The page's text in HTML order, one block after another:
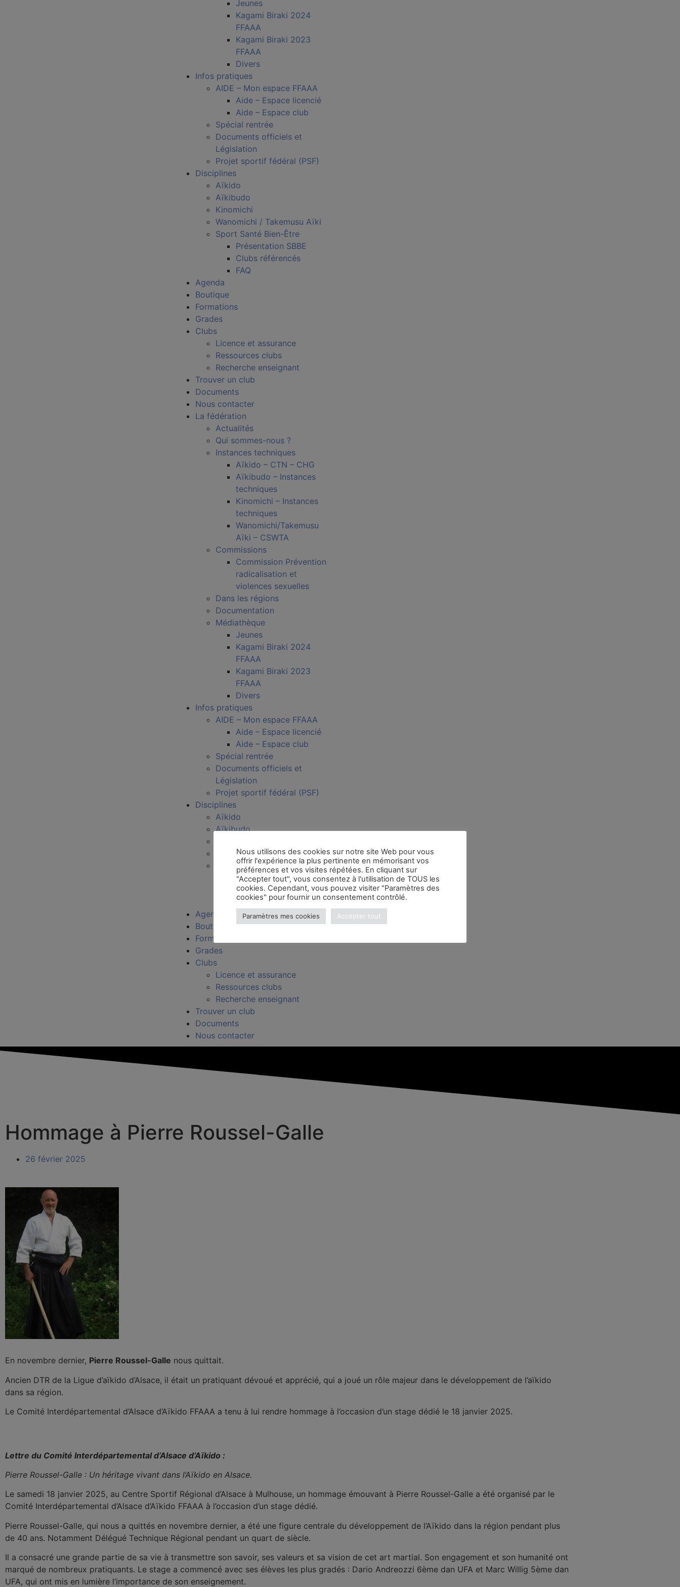
Jeunes
Kagami Biraki 2024
FFAAA
Kagami Biraki 2023
FFAAA
Divers
Infos pratiques
AIDE – Mon espace FFAAA
Aide – Espace licencié
Aide – Espace club
Spécial rentrée
Documents officiels et
Législation
Projet sportif fédéral (PSF)
Disciplines
Aïkido
Aïkibudo
Kinomichi
Wanomichi / Takemusu Aïki
Sport Santé Bien-Être
Présentation SBBE
Clubs référencés
FAQ
Agenda
Boutique
Formations
Grades
Clubs
Licence et assurance
Ressources clubs
Recherche enseignant
Trouver un club
Documents
Nous contacter
La fédération
Actualités
Qui sommes-nous ?
Instances techniques
Aïkido – CTN – CHG
Aïkibudo – Instances
techniques
Kinomichi – Instances
techniques
Wanomichi/Takemusu
Aïki – CSWTA
Commissions
Commission Prévention
radicalisation et
violences sexuelles
Dans les régions
Documentation
Médiathèque
Jeunes
Kagami Biraki 2024
FFAAA
Kagami Biraki 2023
FFAAA
Divers
Infos pratiques
AIDE – Mon espace FFAAA
Aide – Espace licencié
Aide – Espace club
Spécial rentrée
Documents officiels et
Législation
Projet sportif fédéral (PSF)
Disciplines
Aïkido
Aïkibudo
Wanomichi / Takemusu Aïki
Sport Santé Bien-Être
Présentation SBBE
Clubs référencés
FAQ
Agenda
Boutique
Formations
Grades
Clubs
Licence et assurance
Ressources clubs
Recherche enseignant
Trouver un club
Documents
Nous contacter
Hommage à Pierre Roussel-Galle
26 février 2025
En novembre dernier, Pierre Roussel-Galle nous quittait.
Ancien DTR de la Ligue d’aïkido d’Alsace, il était un pratiquant dévoué et apprécié, qui a joué un rôle majeur dans le développement de l’aïkido
dans sa région.
Le Comité Interdépartemental d’Alsace d’Aïkido FFAAA a tenu à lui rendre hommage à l’occasion d’un stage dédié le 18 janvier 2025.
Lettre du Comité Interdépartemental d’Alsace d’Aïkido :
Pierre Roussel-Galle : Un héritage vivant dans l’Aïkido en Alsace.
Le samedi 18 janvier 2025, au Centre Sportif Régional d’Alsace à Mulhouse, un hommage émouvant à Pierre Roussel-Galle a été organisé par le
Comité Interdépartemental d’Alsace d’Aïkido FFAAA à l’occasion d’un stage dédié.
Pierre Roussel-Galle, qui nous a quittés en novembre dernier, a été une figure centrale du développement de l’Aïkido dans la région pendant plus
de 40 ans. Notamment Délégué Technique Régional pendant un quart de siècle.
Il a consacré une grande partie de sa vie à transmettre son savoir, ses valeurs et sa vision de cet art martial. Son engagement et son humanité ont
marqué de nombreux pratiquants. Le stage a commencé avec ses élèves les plus gradés : Dario Andreozzi 6ème dan UFA et Marc Willig 5ème dan
UFA, qui ont mis en lumière l’importance de son enseignement.
Nous utilisons des cookies sur notre site Web pour vous
offrir l'expérience la plus pertinente en mémorisant vos
préférences et vos visites répétées. En cliquant sur
"Accepter tout", vous consentez à l'utilisation de TOUS les
cookies. Cependant, vous pouvez visiter "Paramètres des
cookies" pour fournir un consentement contrôlé.
Paramètres mes cookies Accepter tout